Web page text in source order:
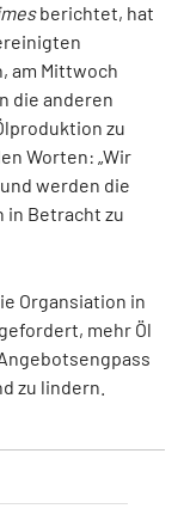
berichtet, hat
am Mittwoch
die anderen
zu
Worten: „Wir
werden die
in Betracht zu
Organsiation in
mehr Öl
zu lindern.